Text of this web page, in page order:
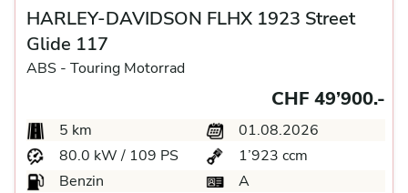
HARLEY-DAVIDSON FLHX 1923 Street
Glide 117
ABS - Touring Motorrad
CHF 49’900.-
5 km
01.08.2026
80.0 kW / 109 PS
1’923 ccm
Benzin
A